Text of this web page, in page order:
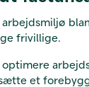
frivillige.
et